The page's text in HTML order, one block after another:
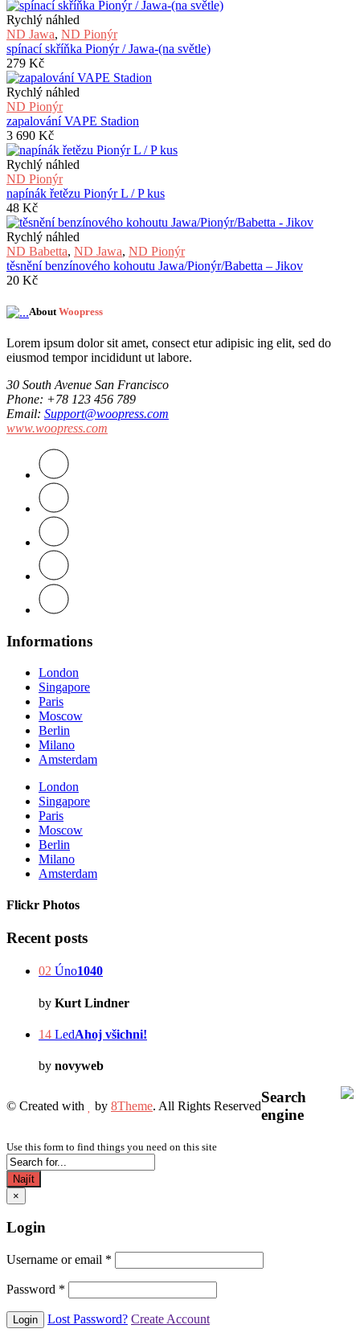
Rychlý náhled
ND Jawa, ND Pionýr
spínací skříňka Pionýr / Jawa-(na světle)
279 Kč
Rychlý náhled
ND Pionýr
zapalování VAPE Stadion
3 690 Kč
Rychlý náhled
ND Pionýr
napínák řetězu Pionýr L / P kus
48 Kč
Rychlý náhled
ND Babetta, ND Jawa, ND Pionýr
těsnění benzínového kohoutu Jawa/Pionýr/Babetta – Jikov
20 Kč
About Woopress
Lorem ipsum dolor sit amet, consect etur adipisic ing elit, sed do
eiusmod tempor incididunt ut labore.
30 South Avenue San Francisco
Phone: +78 123 456 789
Email: Support@woopress.com
www.woopress.com
Informations
London
Singapore
Paris
Moscow
Berlin
Milano
Amsterdam
London
Singapore
Paris
Moscow
Berlin
Milano
Amsterdam
Flickr Photos
Recent posts
02 Úno1040
by Kurt Lindner
14 LedAhoj všichni!
by novyweb
© Created with by 8Theme. All Rights Reserved
Search
engine
Use this form to find things you need on this site
Najít
×
Login
Username or email *
Password *
Lost Password? Create Account